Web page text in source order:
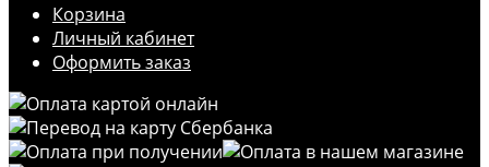
Корзина
Личный кабинет
Оформить заказ